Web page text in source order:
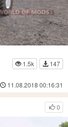
1.5k
147
11.08.2018 00:16:31
0